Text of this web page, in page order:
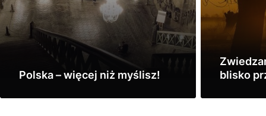
Polska – więcej niż myślisz!
Zobacz
blisko
Zobacz